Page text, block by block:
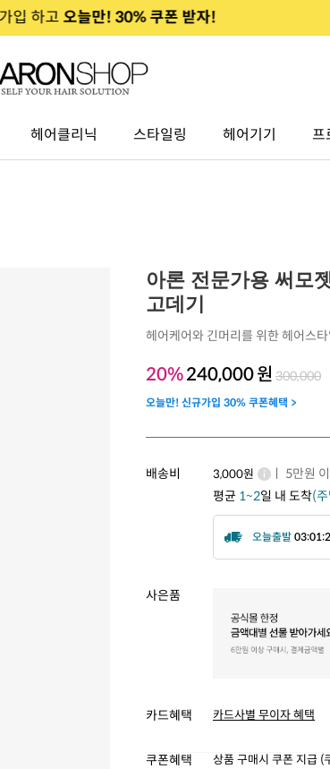
하고오늘만! 30% 쿠폰 받자!
헤어클리닉 스타일링 헤어기기 프
아론 전문가용 써모
고데기
헤어케어와 긴머리를 위한 헤어스타
20%240,000원 300,000
오늘만! 신규가입 30% 쿠폰혜택 >
배송비 3,000원
ㅣ 5만원
평균 1~2일 내 도착(
오늘출발
사은품
카드혜택 카드사별 무이자 혜택
쿠폰혜택 상품 구매시 쿠폰 지급 (